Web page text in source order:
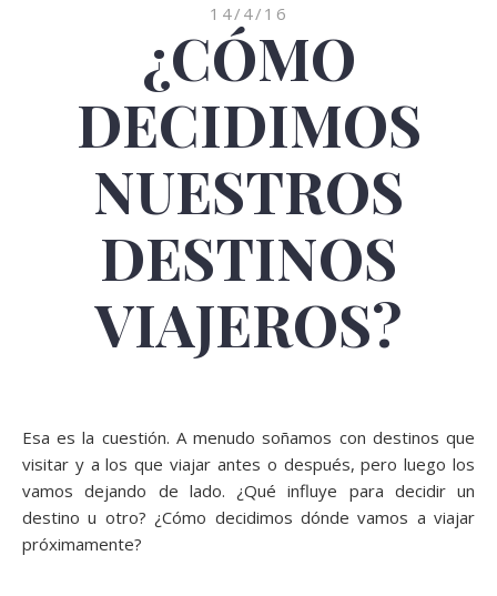
14/4/16
¿CÓMO
DECIDIMOS
NUESTROS
DESTINOS
VIAJEROS?
Esa es la cuestión. A menudo soñamos con destinos que
visitar y a los que viajar antes o después, pero luego los
vamos dejando de lado. ¿Qué influye para decidir un
destino u otro? ¿Cómo decidimos dónde vamos a viajar
próximamente?